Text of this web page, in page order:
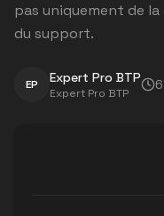
pas uniquement de
du support.
EP Expert Pro BTP
Expert Pro BTP
6